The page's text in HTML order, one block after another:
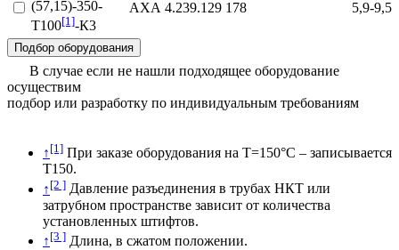
(57,15)-350-
Т100[1]-К3
АХА 4.239.129 178 5,9-9,5
Подбор оборудования
В случае если не нашли подходящее оборудование
осуществим
подбор или разработку по индивидуальным требованиям
↑ [1] При заказе оборудования на Т=150°С – записывается
Т150.
↑ [2 ] Давление разъединения в трубах НКТ или
затрубном пространстве зависит от количества
установленных штифтов.
↑ [3 ] Длина, в сжатом положении.